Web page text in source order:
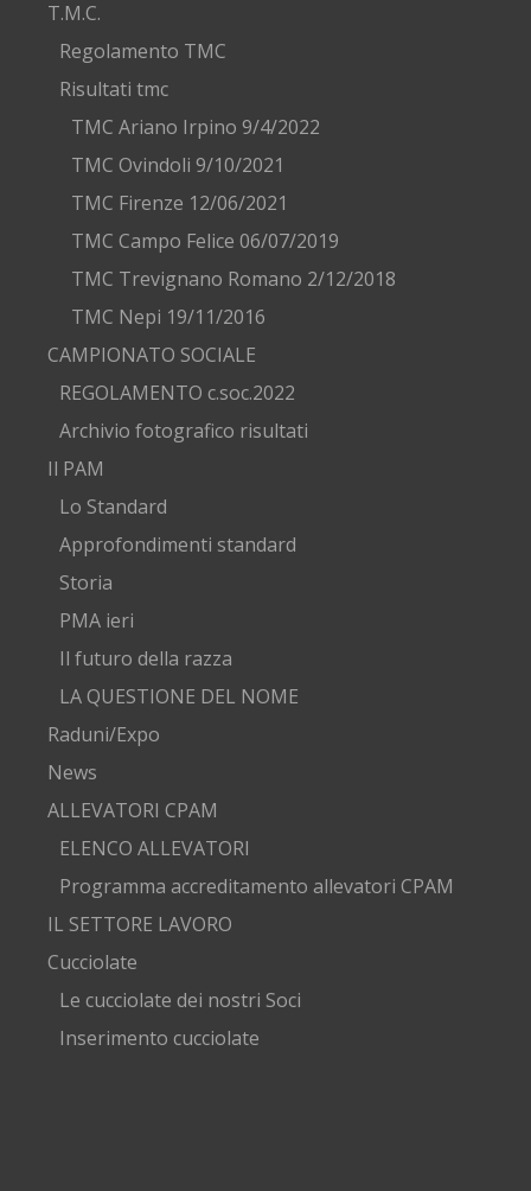
T.M.C.
Regolamento TMC
Risultati tmc
TMC Ariano Irpino 9/4/2022
TMC Ovindoli 9/10/2021
TMC Firenze 12/06/2021
TMC Campo Felice 06/07/2019
TMC Trevignano Romano 2/12/2018
TMC Nepi 19/11/2016
CAMPIONATO SOCIALE
REGOLAMENTO c.soc.2022
Archivio fotografico risultati
Il PAM
Lo Standard
Approfondimenti standard
Storia
PMA ieri
Il futuro della razza
LA QUESTIONE DEL NOME
Raduni/Expo
News
ALLEVATORI CPAM
ELENCO ALLEVATORI
Programma accreditamento allevatori CPAM
IL SETTORE LAVORO
Cucciolate
Le cucciolate dei nostri Soci
Inserimento cucciolate